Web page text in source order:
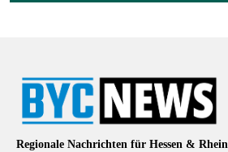
Regionale Nachrichten für Hessen &